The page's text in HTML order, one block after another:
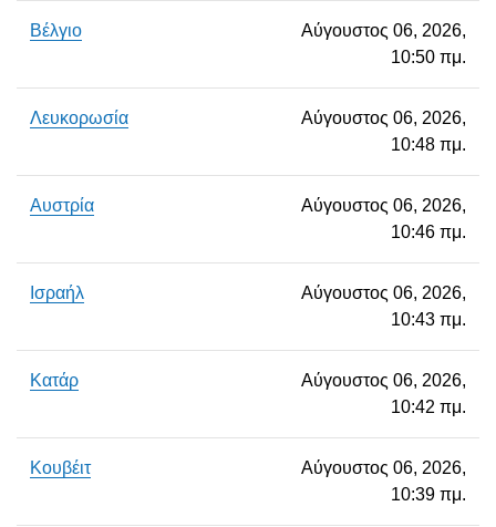
Βέλγιο
Αύγουστος 06, 2026,
10:50 πμ.
Λευκορωσία
Αύγουστος 06, 2026,
10:48 πμ.
Αυστρία
Αύγουστος 06, 2026,
10:46 πμ.
Ισραήλ
Αύγουστος 06, 2026,
10:43 πμ.
Κατάρ
Αύγουστος 06, 2026,
10:42 πμ.
Κουβέιτ
Αύγουστος 06, 2026,
10:39 πμ.